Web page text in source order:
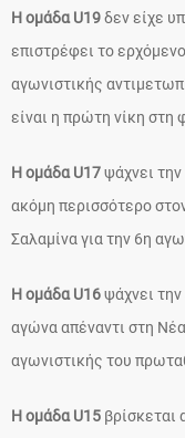
Η ομάδα U19δεν είχε
επιστρέφει το
αγωνιστικής
είναι η πρώτη νίκη στη
Η ομάδα U17ψάχνει την
ακόμη περισσότερο
Σαλαμίνα για την 6η
Η ομάδα U16ψάχνει
αγώνα απέναντι στη
αγωνιστικής του
Η ομάδα U15 βρίσκεται